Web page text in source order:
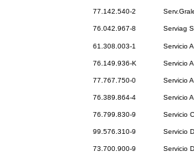
77.142.540-2
76.042.967-8 Serviag
61.308.003-1 Servicio
76.149.936-K Servicio
77.767.750-0 Servicio
76.389.864-4 Servicio
76.799.830-9 Servicio
99.576.310-9 Servicio
73.700.900-9 Servicio